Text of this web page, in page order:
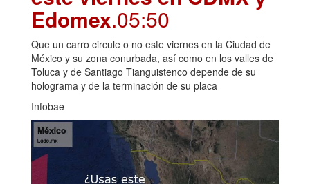
Edomex.05:50
Que un carro circule o no este viernes en la Ciudad de
México y su zona conurbada, así como en los valles de
Toluca y de Santiago Tianguistenco depende de su
holograma y de la terminación de su placa
Infobae